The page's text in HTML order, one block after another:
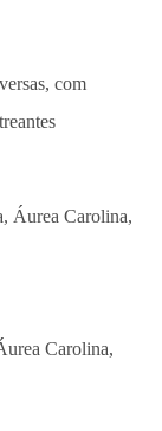
com
Carolina,